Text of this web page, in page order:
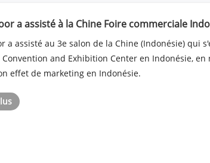
a assisté à la Chine Foire commerciale
a assisté au 3e salon de la Chine (Indonésie) qui
and Exhibition Center en Indonésie,
effet de marketing en Indonésie.